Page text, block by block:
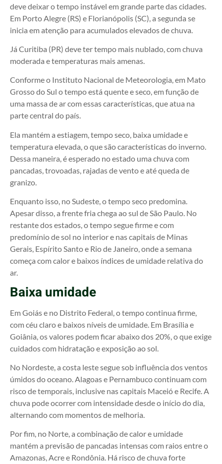
deve deixar o tempo instável em grande parte das cidades.
Em Porto Alegre (RS) e Florianópolis (SC), a segunda se
inicia em atenção para acumulados elevados de chuva.
Já Curitiba (PR) deve ter tempo mais nublado, com chuva
moderada e temperaturas mais amenas.
Conforme o Instituto Nacional de Meteorologia, em Mato
Grosso do Sul o tempo está quente e seco, em função de
uma massa de ar com essas características, que atua na
parte central do país.
Ela mantém a estiagem, tempo seco, baixa umidade e
temperatura elevada, o que são características do inverno.
Dessa maneira, é esperado no estado uma chuva com
pancadas, trovoadas, rajadas de vento e até queda de
granizo.
Enquanto isso, no Sudeste, o tempo seco predomina.
Apesar disso, a frente fria chega ao sul de São Paulo. No
restante dos estados, o tempo segue firme e com
predomínio de sol no interior e nas capitais de Minas
Gerais, Espírito Santo e Rio de Janeiro, onde a semana
começa com calor e baixos índices de umidade relativa do
ar.
Baixa umidade
Em Goiás e no Distrito Federal, o tempo continua firme,
com céu claro e baixos níveis de umidade. Em Brasília e
Goiânia, os valores podem ficar abaixo dos 20%, o que exige
cuidados com hidratação e exposição ao sol.
No Nordeste, a costa leste segue sob influência dos ventos
úmidos do oceano. Alagoas e Pernambuco continuam com
risco de temporais, inclusive nas capitais Maceió e Recife. A
chuva pode ocorrer com intensidade desde o início do dia,
alternando com momentos de melhoria.
Por fim, no Norte, a combinação de calor e umidade
mantém a previsão de pancadas intensas com raios entre o
Amazonas, Acre e Rondônia. Há risco de chuva forte